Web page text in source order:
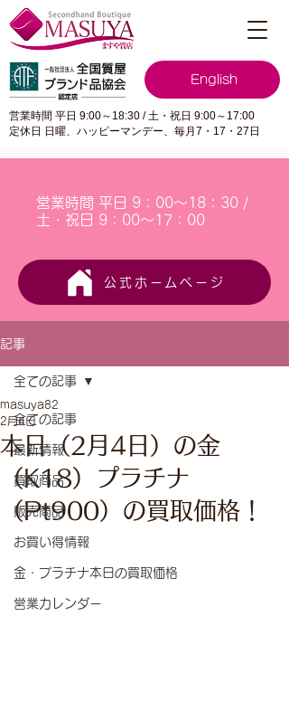
English
営業時間 平日 9:00～18:30 / 土・祝日 9:00～17:00
定休日 日曜、ハッピーマンデー、毎月7・17・27日
営業時間 平日 9：00～18：30 /
土・祝日 9：00～17：00
公式ホームページ
記事
全ての記事
最新情報
買取商品
販売商品
お買い得情報
金・プラチナ本日の買取価格
営業カレンダー
全ての記事
本日（2月4日）の金
（K18）プラチナ
（Pt900）の買取価格！
masuya82
2月4日